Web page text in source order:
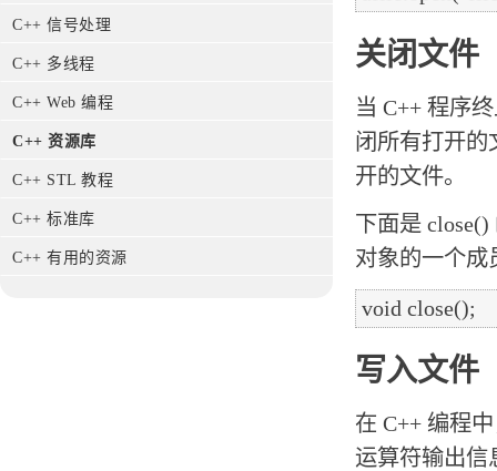
C++ 信号处理
C++ 多线程
C++ Web 编程
C++ 资源库
C++ STL 教程
C++ 标准库
C++ 有用的资源
关闭文件
当 C++ 程序
闭所有打开的
开的文件。
下面是
对象的一个成
写入文件
在 C++ 编程
运算符输出信